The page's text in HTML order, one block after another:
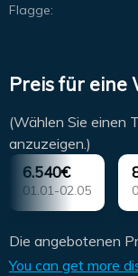
Flagge:
Preis für eine
(Wählen Sie einen
anzuzeigen.)
6.540€
01.01-02.05
Die angebotenen
You can get more